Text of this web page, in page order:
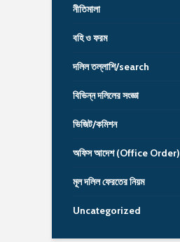
নীতিমালা
বহি ও ফরম
দলিল তল্লাশি/search
বিভিন্ন দলিলের সংজ্ঞা
ভিজিট/কমিশন
অফিস আদেশ (Office Order)
মূল দলিল ফেরতের নিয়ম
Uncategorized